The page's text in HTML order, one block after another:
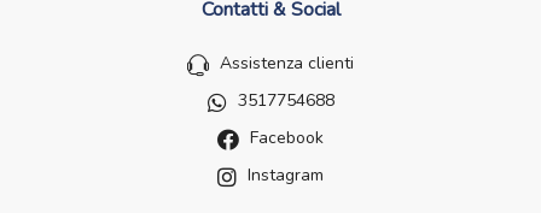
Contatti & Social
Assistenza clienti
3517754688
Facebook
Instagram